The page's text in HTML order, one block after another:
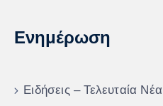
Ενημέρωση
Ειδήσεις – Τελευταία Νέα